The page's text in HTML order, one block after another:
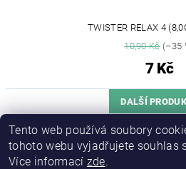
TWISTER RELAX 4
10,90 Kč(–35
7 Kč
DALŠÍ
1 2
Tento web používá soubory
tohoto webu vyjadřujete souhlas
Více informací zde.